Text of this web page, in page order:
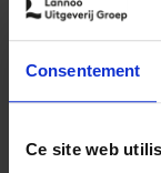
Consentement
Ce site web